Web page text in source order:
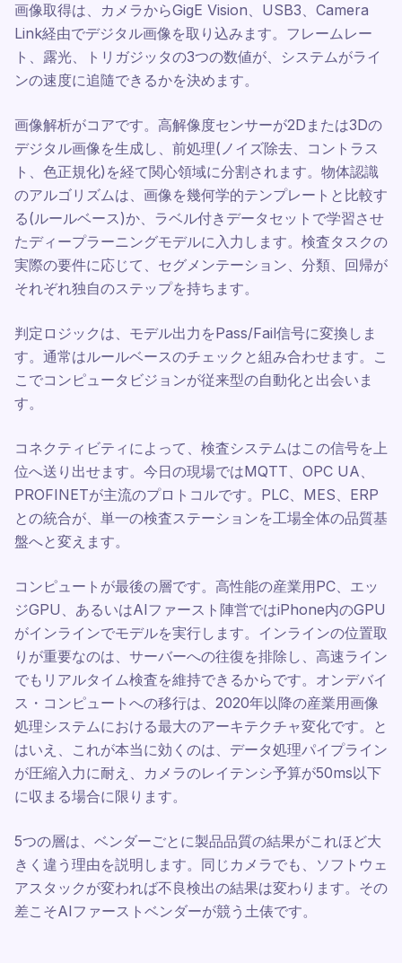
画像取得は、カメラからGigE Vision、USB3、Camera
Link経由でデジタル画像を取り込みます。フレームレー
ト、露光、トリガジッタの3つの数値が、システムがライ
ンの速度に追隨できるかを決めます。
画像解析がコアです。高解像度センサーが2Dまたは3Dの
デジタル画像を生成し、前処理(ノイズ除去、コントラス
ト、色正規化)を経て関心領域に分割されます。物体認識
のアルゴリズムは、画像を幾何学的テンプレートと比較す
る(ルールベース)か、ラベル付きデータセットで学習させ
たディープラーニングモデルに入力します。検査タスクの
実際の要件に応じて、セグメンテーション、分類、回帰が
それぞれ独自のステップを持ちます。
判定ロジックは、モデル出力をPass/Fail信号に変換しま
す。通常はルールベースのチェックと組み合わせます。こ
こでコンピュータビジョンが従来型の自動化と出会いま
す。
コネクティビティによって、検査システムはこの信号を上
位へ送り出せます。今日の現場ではMQTT、OPC UA、
PROFINETが主流のプロトコルです。PLC、MES、ERP
との統合が、単一の検査ステーションを工場全体の品質基
盤へと変えます。
コンピュートが最後の層です。高性能の産業用PC、エッ
ジGPU、あるいはAIファースト陣営ではiPhone内のGPU
がインラインでモデルを実行します。インラインの位置取
りが重要なのは、サーバーへの往復を排除し、高速ライン
でもリアルタイム検査を維持できるからです。オンデバイ
ス・コンピュートへの移行は、2020年以降の産業用画像
処理システムにおける最大のアーキテクチャ変化です。と
はいえ、これが本当に効くのは、データ処理パイプライン
が圧縮入力に耐え、カメラのレイテンシ予算が50ms以下
に収まる場合に限ります。
5つの層は、ベンダーごとに製品品質の結果がこれほど大
きく違う理由を説明します。同じカメラでも、ソフトウェ
アスタックが変われば不良検出の結果は変わります。その
差こそAIファーストベンダーが競う土俵です。